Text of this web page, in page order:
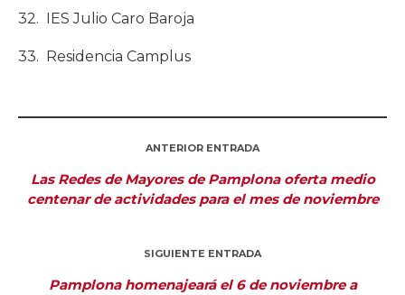
32. IES Julio Caro Baroja
33. Residencia Camplus
ANTERIOR ENTRADA
Las Redes de Mayores de Pamplona oferta medio
centenar de actividades para el mes de noviembre
SIGUIENTE ENTRADA
Pamplona homenajeará el 6 de noviembre a